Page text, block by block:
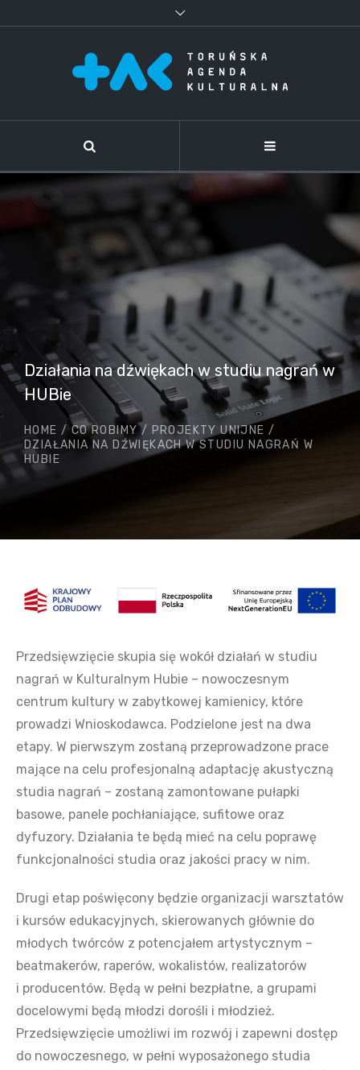
Działania na dźwiękach w studiu nagrań w
HUBie
HOME / CO ROBIMY / PROJEKTY UNIJNE /
DZIAŁANIA NA DŹWIĘKACH W STUDIU NAGRAŃ W
HUBIE
Przedsięwzięcie skupia się wokół działań w studiu
nagrań w Kulturalnym Hubie – nowoczesnym
centrum kultury w zabytkowej kamienicy, które
prowadzi Wnioskodawca. Podzielone jest na dwa
etapy. W pierwszym zostaną przeprowadzone prace
mające na celu profesjonalną adaptację akustyczną
studia nagrań – zostaną zamontowane pułapki
basowe, panele pochłaniające, sufitowe oraz
dyfuzory. Działania te będą mieć na celu poprawę
funkcjonalności studia oraz jakości pracy w nim.
Drugi etap poświęcony będzie organizacji warsztatów
i kursów edukacyjnych, skierowanych głównie do
młodych twórców z potencjałem artystycznym –
beatmakerów, raperów, wokalistów, realizatorów
i producentów. Będą w pełni bezpłatne, a grupami
docelowymi będą młodzi dorośli i młodzież.
Przedsięwzięcie umożliwi im rozwój i zapewni dostęp
do nowoczesnego, w pełni wyposażonego studia